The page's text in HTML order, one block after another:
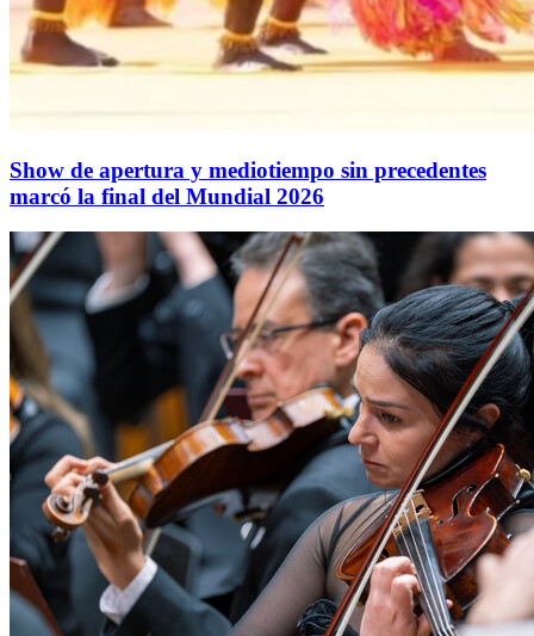
Show de apertura y mediotiempo sin precedentes
marcó la final del Mundial 2026